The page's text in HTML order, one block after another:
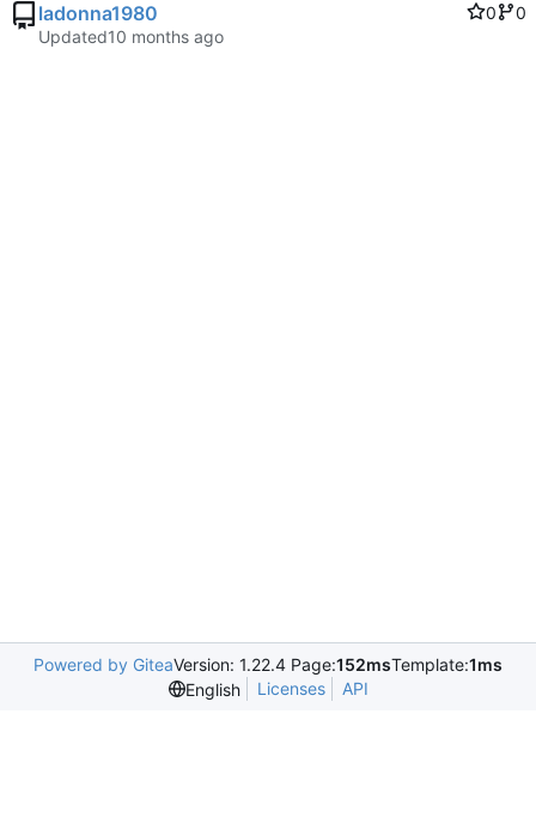
ladonna1980 0
0
Updated
Powered by GiteaVersion: 1.22.4 Page:152msTemplate:1ms
English
Licenses API